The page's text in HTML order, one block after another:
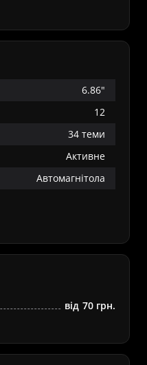
6.86"
12
34 теми
Активне
Автомагнітола
від 70 грн.